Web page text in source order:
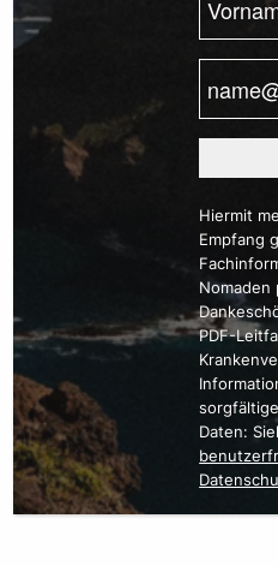
Mail
Hiermit
Empfang
Nomaden
PDF-
Daten: